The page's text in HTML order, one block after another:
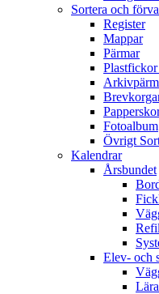
Sortera och
Register
Mappar
Pärmar
Fotoalbum
Övrigt
Kalendrar
Årsbundet
Elev- och